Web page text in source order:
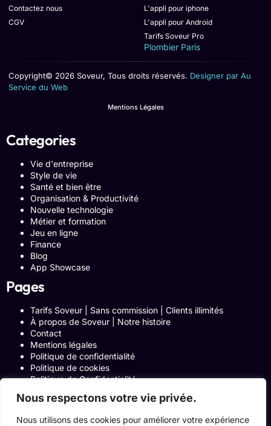
Nous respectons votre vie privée.
Nous utilisons des cookies pour améliorer votre expérience
Contactez nous
CGV
L'appli pour iphone
L'appli pour Android
Tarifs Soveur Pro
Plombier Paris
Copyright© 2026 Soveur, Tous droits réservés. Designer par Au
Service du Web
Mentions Légales
Categories
Vie d'entreprise
Style de vie
Santé et bien être
Organisation & Productivité
Nouvelle technologie
Métier et formation
Jeu en ligne
Finance
Blog
App Showcase
Pages
Tarifs Soveur | Sans commission | Clients illimités
À propos de Soveur | Notre histoire
Contact
Mentions légales
Politique de confidentialité
Politique de cookies
Politique de Confidentialité
Blog